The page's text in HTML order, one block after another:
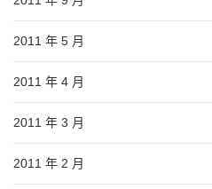
2011 年 5 月
2011 年 4 月
2011 年 3 月
2011 年 2 月